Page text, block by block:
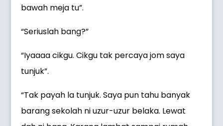
bawah meja tu”.
“Seriuslah bang?”
“Iyaaaa cikgu. Cikgu tak percaya jom saya
tunjuk”.
“Tak payah la tunjuk. Saya pun tahu banyak
barang sekolah ni uzur-uzur belaka. Lewat